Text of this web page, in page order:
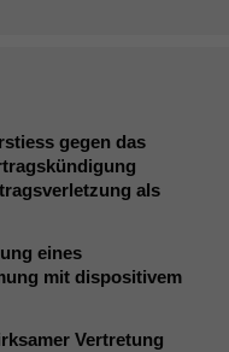
gegen das
als
eines
mit dispositivem
Vertretung